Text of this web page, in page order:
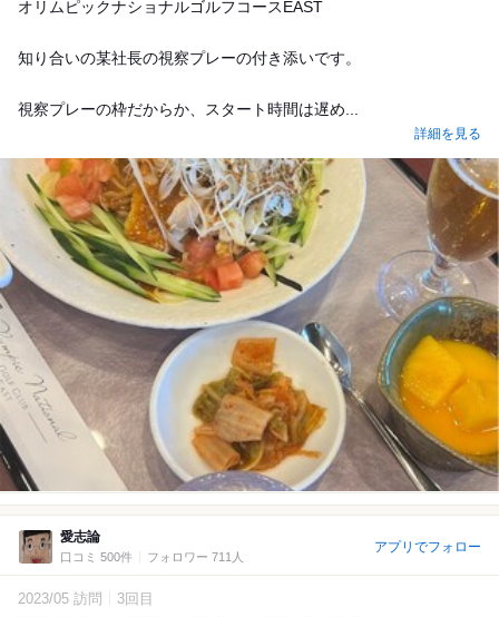
オリムピックナショナルゴルフコースEAST
知り合いの某社長の視察プレーの付き添いです。
視察プレーの枠だからか、スタート時間は遅め...
詳細を見る
愛志論
口コミ 500件 フォロワー 711人
アプリでフォロー
2023/05 訪問 3回目